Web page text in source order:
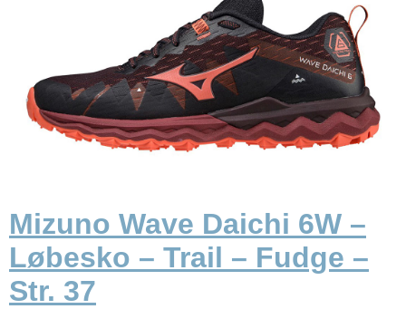
Mizuno Wave Daichi 6W –
Løbesko – Trail – Fudge –
Str. 37